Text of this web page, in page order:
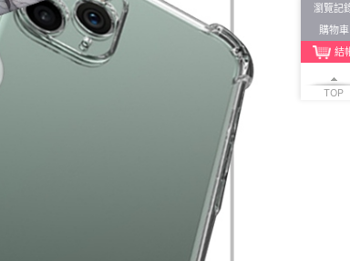
瀏覽記
購物車
結
TOP